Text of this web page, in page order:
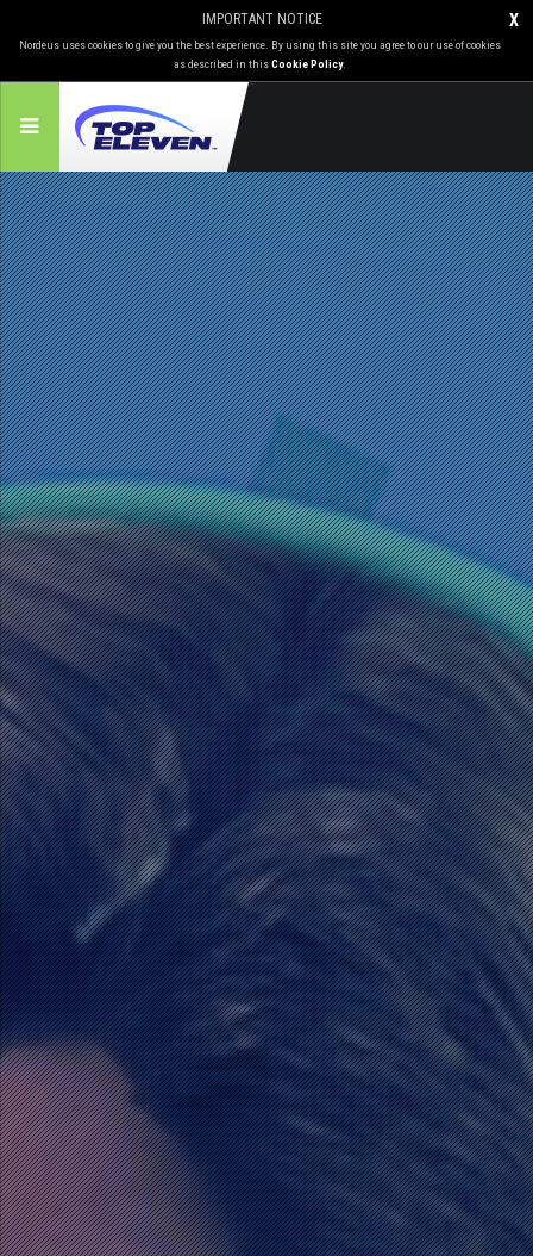
X
IMPORTANT NOTICE
Nordeus uses cookies to give you the best experience. By using this site you agree to our use of cookies
as described in thisCookie Policy.